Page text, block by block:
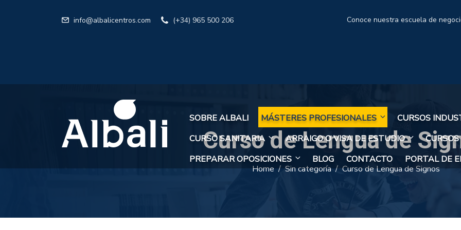
info@albalicentros.com (+34) 965 500 206
Conoce nuestra escuela de
SOBRE ALBALI MÁSTERES PROFESIONALES
CURSOS
CURSO SANITARIA
ARRAIGO O VISA DE ESTUDIO
PREPARAR OPOSICIONES
BLOG CONTACTO PORTAL DE
Curso de Lengua de
Home Sin categoría Curso de Lengua de Signos